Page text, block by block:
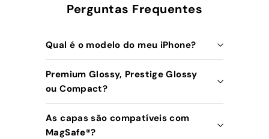
Perguntas Frequentes
Qual é o modelo do meu iPhone?
Premium Glossy, Prestige Glossy
ou Compact?
As capas são compatíveis com
MagSafe®️?